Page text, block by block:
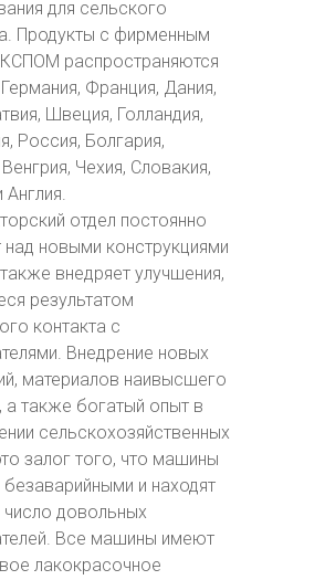
для сельского
Продукты с фирменным
распространяются
Франция, Дания,
Швеция, Голландия,
Россия, Болгария,
Чехия, Словакия,
Англия.
отдел постоянно
над новыми конструкциями
внедряет улучшения,
результатом
контакта с
Внедрение новых
материалов наивысшего
а также богатый опыт в
сельскохозяйственных
залог того, что машины
безаварийными и находят
довольных
Все машины имеют
лакокрасочное